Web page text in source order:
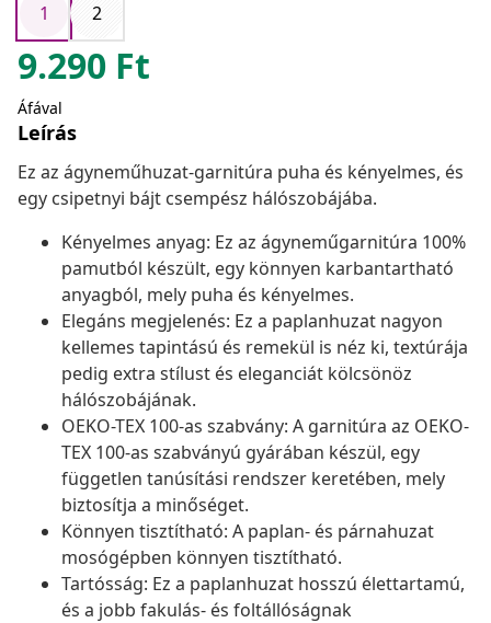
1
2
9.290 Ft
Áfával
Leírás
Ez az ágyneműhuzat-garnitúra puha és kényelmes, és
egy csipetnyi bájt csempész hálószobájába.
Kényelmes anyag: Ez az ágyneműgarnitúra 100%
pamutból készült, egy könnyen karbantartható
anyagból, mely puha és kényelmes.
Elegáns megjelenés: Ez a paplanhuzat nagyon
kellemes tapintású és remekül is néz ki, textúrája
pedig extra stílust és eleganciát kölcsönöz
hálószobájának.
OEKO-TEX 100-as szabvány: A garnitúra az OEKO-
TEX 100-as szabványú gyárában készül, egy
független tanúsítási rendszer keretében, mely
biztosítja a minőséget.
Könnyen tisztítható: A paplan- és párnahuzat
mosógépben könnyen tisztítható.
Tartósság: Ez a paplanhuzat hosszú élettartamú,
és a jobb fakulás- és foltállóságnak